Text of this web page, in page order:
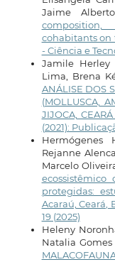
Jaime
cohabitants on
- Ciência e
Jamile Herley
Lima, Brena
ANÁLISE DOS
(MOLLUSCA,
JIJOCA,
(2021):
Hermógenes
Rejanne
Marcelo
protegidas:
Acaraú, Ceará,
19 (2025)
Heleny
Natalia